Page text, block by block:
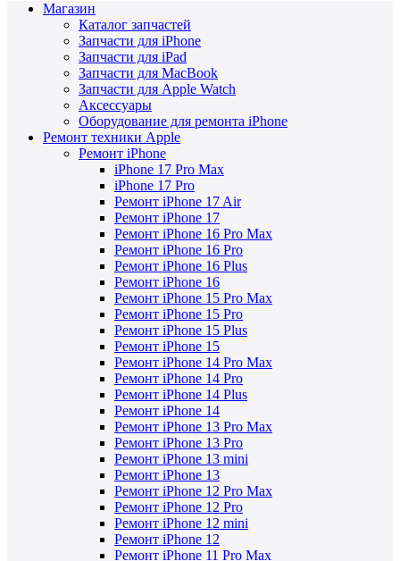
Магазин
Каталог запчастей
Запчасти для iPhone
Запчасти для iPad
Запчасти для MacBook
Запчасти для Apple Watch
Аксессуары
Оборудование для ремонта iPhone
Ремонт техники Apple
Ремонт iPhone
iPhone 17 Pro Max
iPhone 17 Pro
Ремонт iPhone 17 Air
Ремонт iPhone 17
Ремонт iPhone 16 Pro Max
Ремонт iPhone 16 Pro
Ремонт iPhone 16 Plus
Ремонт iPhone 16
Ремонт iPhone 15 Pro Max
Ремонт iPhone 15 Pro
Ремонт iPhone 15 Plus
Ремонт iPhone 15
Ремонт iPhone 14 Pro Max
Ремонт iPhone 14 Pro
Ремонт iPhone 14 Plus
Ремонт iPhone 14
Ремонт iPhone 13 Pro Max
Ремонт iPhone 13 Pro
Ремонт iPhone 13 mini
Ремонт iPhone 13
Ремонт iPhone 12 Pro Max
Ремонт iPhone 12 Pro
Ремонт iPhone 12 mini
Ремонт iPhone 12
Ремонт iPhone 11 Pro Max